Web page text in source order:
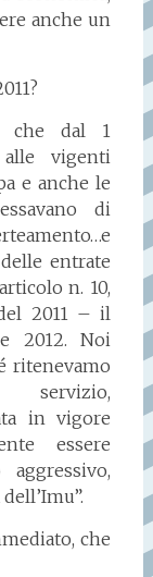
anche un
che dal 1
vigenti
e anche le
di
entrate
n. 10,
2011 – il
2012. Noi
ritenevamo
servizio,
in vigore
essere
che